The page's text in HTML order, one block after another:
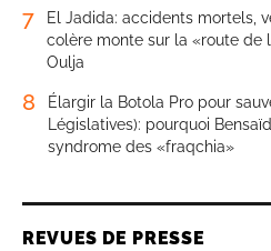
7
El Jadida: accidents mortels,
colère monte sur la «route de
Oulja
8
Élargir la Botola Pro pour
Législatives): pourquoi
syndrome des «fraqchia»
REVUES DE PRESSE